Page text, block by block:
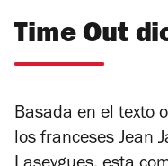
Time Out
Basada en el texto
los franceses Jean